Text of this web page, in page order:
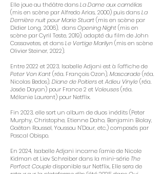
Elle joue au théâtre dansLa Dame aux camélias
(mis en scène par Alfredo Arias, 2000) puis dansLa
Dernière nuit pour Marie Stuart(mis en scène par
Didier Long, 2006), dansOpening Night(mis en
scène par Cyril Teste, 2019), adapté du film de John
Cassavetes, et dansLe Vertige Marilyn(mis en scène
Olivier Steiner, 2022).
Entre 2022 et 2023, Isabelle Adjani est à l'affiche de
Peter Von Kant(réa. François Ozon), Mascarade(réa.
Nicolas Bedos), Diane de PoitiersetAdieu Vinyle(réa.
Josée Dayan) pour France 2 et Voleuses(réa.
Mélanie Laurent) pour Netflix.
Fin 2023, elle sort un album de duos inédits (Peter
Murphy, Christophe, Etienne Daho, Benjamin Biolay,
Gaëtan Roussel, Youssou N'Dour, etc.) composés par
Pascal Obispo.
En 2024, Isabelle Adjani incarne l'amie de Nicole
Kidman et Liev Schreiber dans la mini-série The
Perfect Coupledisponible sur Netflix.. Elle sera de